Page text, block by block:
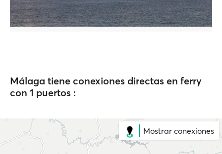
Málaga tiene conexiones directas en ferry
con 1 puertos :
Mostrar conexiones